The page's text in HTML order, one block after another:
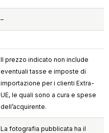
–
Il prezzo indicato non include
eventuali tasse e imposte di
importazione per i clienti Extra-
UE, le quali sono a cura e spese
dell’acquirente.
La fotografia pubblicata ha il